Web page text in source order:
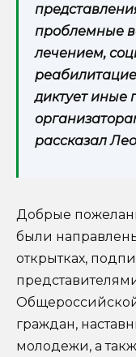
проблемные
лечением,
диктует
рассказал
Добрые
были
открытках,
граждан,
молодежи, а